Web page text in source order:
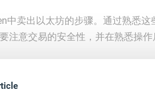
中卖出以太坊的步骤。通过熟悉
注意交易的安全性，并在熟悉操作